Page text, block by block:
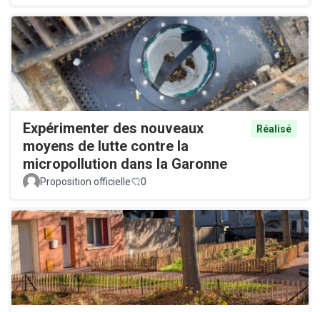
Expérimenter des nouveaux
moyens de lutte contre la
micropollution dans la Garonne
Réalisé
Proposition officielle 0